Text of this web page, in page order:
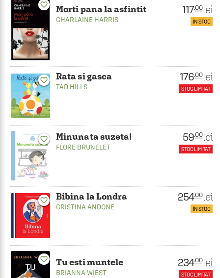
favorite_border Morti pana la asfintit
CHARLAINE HARRIS
117.00 lei
ÎN STOC
favorite_border Rata si gasca
TAD HILLS
176.00 lei
STOC LIMITAT
favorite_border Minunata suzeta!
FLORE BRUNELET
59.00 lei
STOC LIMITAT
favorite_border Bibina la Londra
CRISTINA ANDONE
254.00 lei
ÎN STOC
favorite_border Tu esti muntele
BRIANNA WIEST
234.00 lei
STOC LIMITAT